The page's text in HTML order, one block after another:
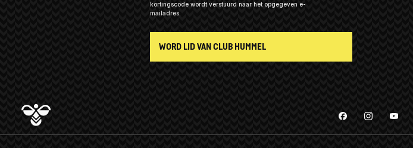
kortingscode wordt verstuurd naar het opgegeven e-
mailadres.
WORD LID VAN CLUB HUMMEL